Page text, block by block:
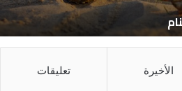
الأخيرة تعليقات